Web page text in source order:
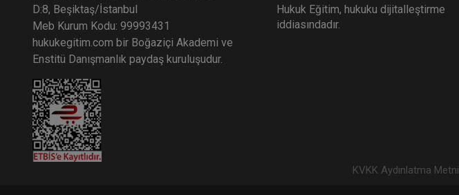
D:8, Beşiktaş/İstanbul
Meb Kurum Kodu: 99993431
hukukegitim.com bir Boğaziçi Akademi ve
Enstitü Danışmanlık paydaş kuruluşudur.
Hukuk Eğitim, hukuku dijitalleştirme
iddiasındadır.
KVKK Aydınlatma Metni